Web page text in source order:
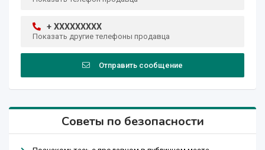
+ XXXXXXXXX
Показать другие телефоны продавца
Отправить сообщение
Советы по безопасности